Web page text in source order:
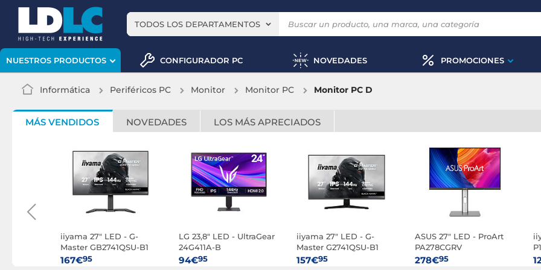
TODOS LOS DEPARTAMENTOS
NUESTROS PRODUCTOS CONFIGURADOR PC NOVEDADES PROMOCIONES
Informática Periféricos PC Monitor Monitor PC Monitor PC D
MÁS VENDIDOS NOVEDADES LOS MÁS APRECIADOS
iiyama 27" LED - G-
Master GB2741QSU-B1
Black Hawk
167€95
LG 23,8" LED - UltraGear
24G411A-B
94€95
iiyama 27" LED - G-
Master G2741QSU-B1
Black Hawk
157€95
ASUS 27" LED - ProArt
PA278CGRV
278€95